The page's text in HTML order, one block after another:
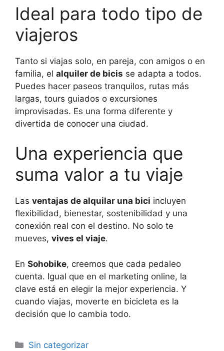
Ideal para todo tipo de
viajeros
Tanto si viajas solo, en pareja, con amigos o en
familia, el alquiler de bicis se adapta a todos.
Puedes hacer paseos tranquilos, rutas más
largas, tours guiados o excursiones
improvisadas. Es una forma diferente y
divertida de conocer una ciudad.
Una experiencia que
suma valor a tu viaje
Las ventajas de alquilar una bici incluyen
flexibilidad, bienestar, sostenibilidad y una
conexión real con el destino. No solo te
mueves, vives el viaje.
En Sohobike, creemos que cada pedaleo
cuenta. Igual que en el marketing online, la
clave está en elegir la mejor experiencia. Y
cuando viajas, moverte en bicicleta es la
decisión que lo cambia todo.
Sin categorizar